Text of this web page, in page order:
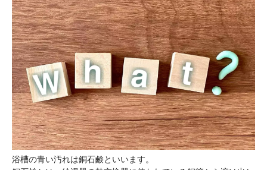
浴槽の青い汚れは銅石鹸といいます。